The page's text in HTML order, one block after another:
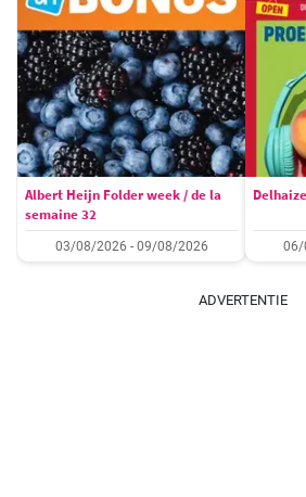
Albert Heijn Folder week / de la
semaine 32
03/08/2026 - 09/08/2026 06/
ADVERTENTIE